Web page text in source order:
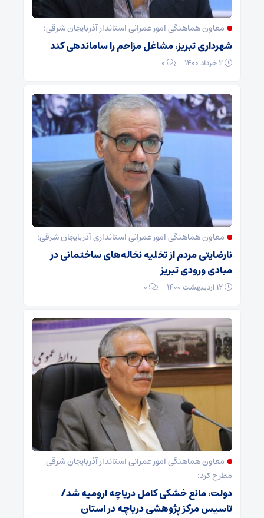
معاون هماهنگی امور عمرانی استاندار آذربایجان شرقی:
شهرداری تبریز، مشاغل مزاحم را ساماندهی کند
۰
معاون هماهنگی امور عمرانی استانداری آذربایجان شرقی:
نارضایتی مردم از تخلیه نخاله‌های ساختمانی در
مبادی ورودی تبریز
۰
معاون هماهنگی امور عمرانی استاندار آذربایجان شرقی
مطرح کرد:
دولت، مانع خشکی کامل دریاچه ارومیه شد/
تاسیس مرکز پژوهشی دریاچه در استان